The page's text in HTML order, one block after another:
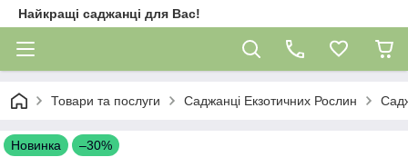
Найкращі саджанці для Вас!
Товари та послуги Саджанці Екзотичних Рослин
Новинка –30%